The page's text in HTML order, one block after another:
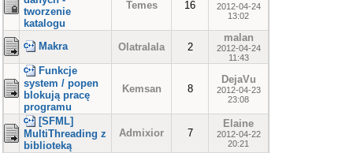
tworzenie
katalogu
Temes 16
2012-04-24
13:02
Makra Olatralala 2
malan
2012-04-24
11:43
Funkcje
system / popen
blokują pracę
programu
Kemsan 8
DejaVu
2012-04-23
23:08
[SFML]
MultiThreading z
biblioteką
Admixior 7
Elaine
2012-04-22
20:21